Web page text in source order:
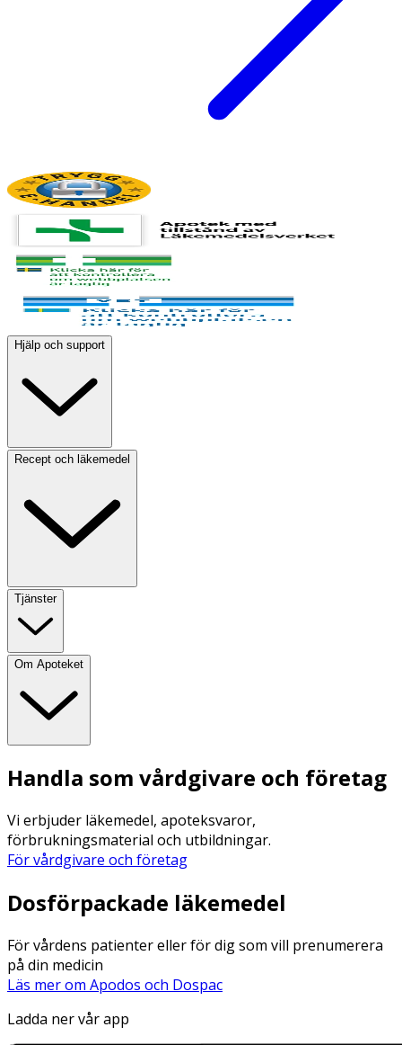
Hjälp och support
Recept och läkemedel
Tjänster
Om Apoteket
Handla som vårdgivare och företag
Vi erbjuder läkemedel, apoteksvaror,
förbrukningsmaterial och utbildningar.
För vårdgivare och företag
Dosförpackade läkemedel
För vårdens patienter eller för dig som vill prenumerera
på din medicin
Läs mer om Apodos och Dospac
Ladda ner vår app